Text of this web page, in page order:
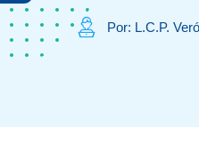
Por: L.C.P.